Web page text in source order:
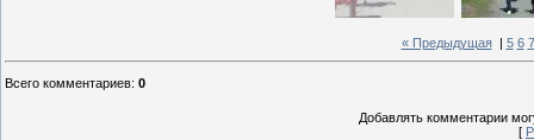
« Предыдущая| 5 6 7
Всего комментариев: 0
Добавлять комментарии
[